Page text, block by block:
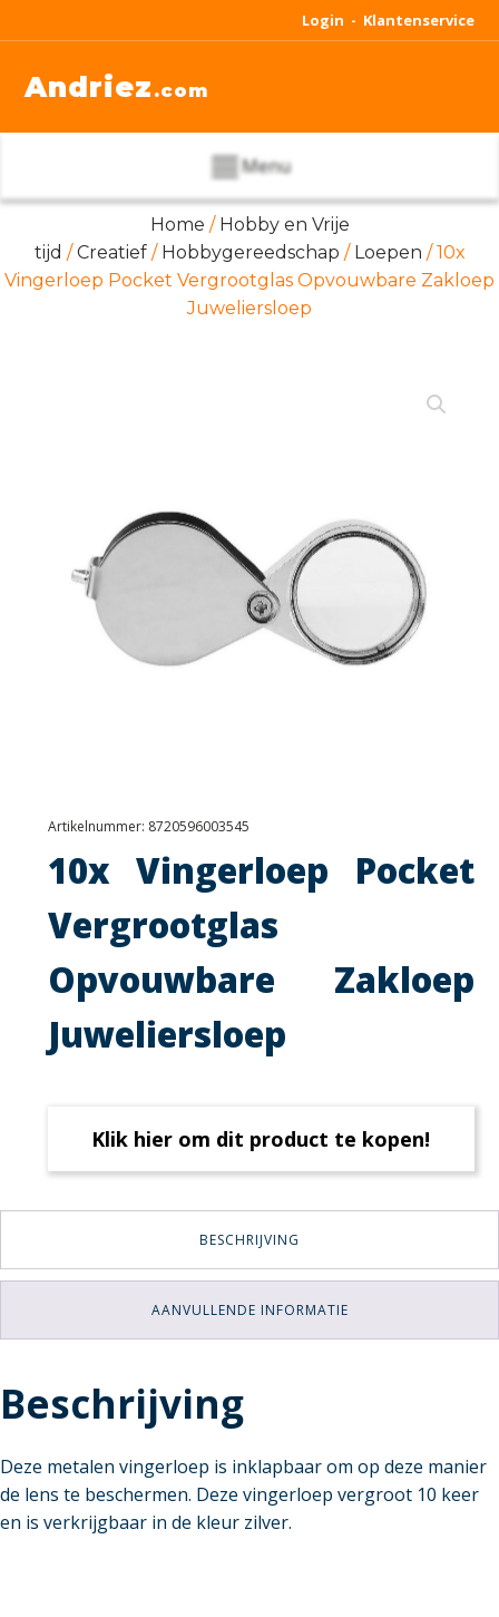
Login - Klantenservice
Andriez .com
Menu
Home / Hobby en Vrije
tijd /Creatief/ Hobbygereedschap / Loepen / 10x
Vingerloep Pocket Vergrootglas Opvouwbare Zakloep
Juweliersloep
Artikelnummer: 8720596003545
10x Vingerloep Pocket
Vergrootglas
Opvouwbare Zakloep
Juweliersloep
Klik hier om dit product te kopen!
BESCHRIJVING
AANVULLENDE INFORMATIE
Beschrijving
Deze metalen vingerloep is inklapbaar om op deze manier
de lens te beschermen. Deze vingerloep vergroot 10 keer
en is verkrijgbaar in de kleur zilver.